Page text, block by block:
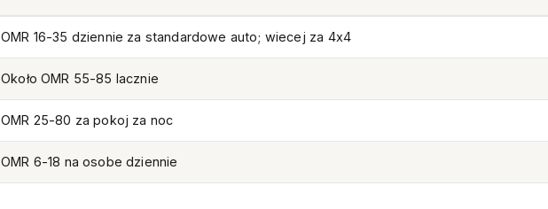
OMR 16-35 dziennie za standardowe auto; wiecej za 4x4
Około OMR 55-85 lacznie
OMR 25-80 za pokoj za noc
OMR 6-18 na osobe dziennie